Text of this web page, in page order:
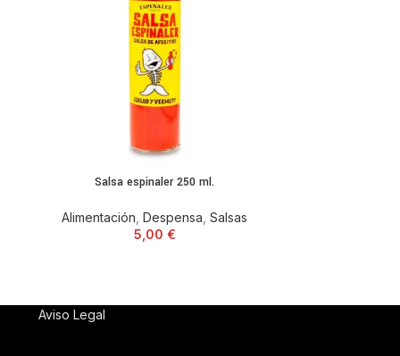
Salsa espinaler 250 ml.
Alimentación ,Despensa ,Salsas
5,00 €
Aviso Legal